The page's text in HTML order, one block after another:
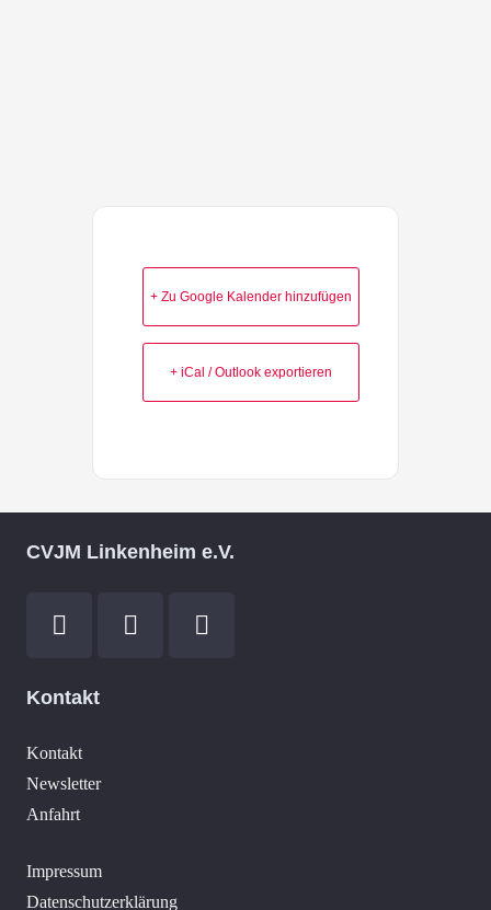
+ Zu Google Kalender hinzufügen
+ iCal / Outlook exportieren
CVJM Linkenheim e.V.
Kontakt
Kontakt
Newsletter
Anfahrt
Impressum
Datenschutzerklärung